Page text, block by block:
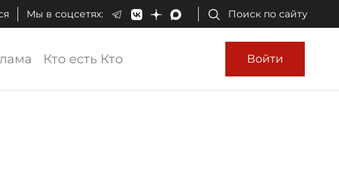
Мы в соцсетях: Поиск по сайту
Кто есть Кто Войти